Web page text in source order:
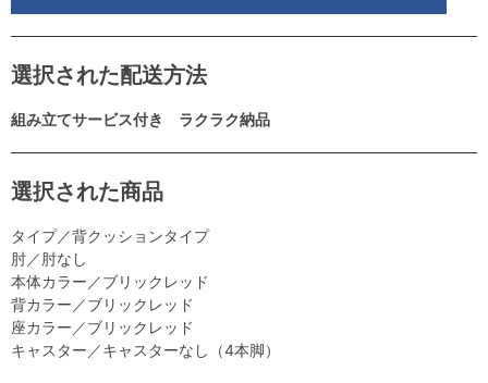
選択された配送方法
組み立てサービス付き ラクラク納品
選択された商品
タイプ／背クッションタイプ
肘／肘なし
本体カラー／ブリックレッド
背カラー／ブリックレッド
座カラー／ブリックレッド
キャスター／キャスターなし（4本脚）